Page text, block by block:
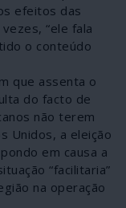
efeitos das
“ele fala
o conteúdo
que assenta o
do facto de
não terem
Unidos, a eleição
em causa a
“facilitaria”
na operação